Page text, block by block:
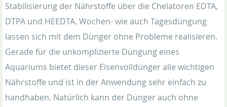
Stabilisierung der Nährstoffe über die Chelatoren EDTA,
DTPA und HEEDTA. Wochen- wie auch Tagesdüngung
lassen sich mit dem Dünger ohne Probleme realisieren.
Gerade für die unkomplizierte Düngung eines
Aquariums bietet dieser Eisenvolldünger alle wichtigen
Nährstoffe und ist in der Anwendung sehr einfach zu
handhaben. Natürlich kann der Dünger auch ohne